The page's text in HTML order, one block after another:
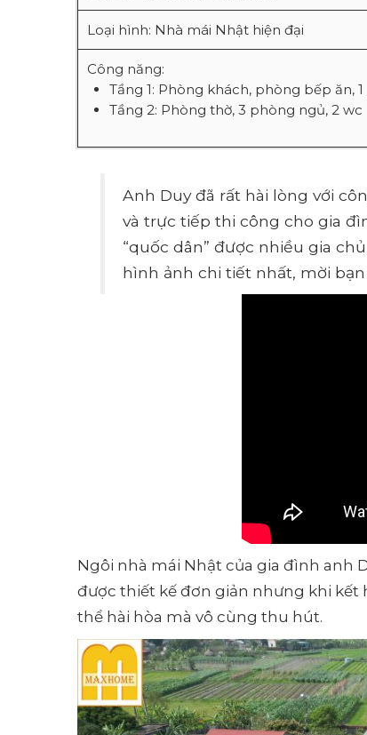
Loại hình: Nhà mái Nhật hiện đại
Công năng:
Tầng 1: Phòng khách, phòng bếp ăn,
Tầng 2: Phòng thờ, 3 phòng ngủ, 2 wc
Anh Duy đã rất hài lòng với
và trực tiếp thi công cho gia
“quốc dân” được nhiều gia
hình ảnh chi tiết nhất, mời
Ngôi nhà mái Nhật của gia đình anh
được thiết kế đơn giản nhưng khi
thể hài hòa mà vô cùng thu hút.